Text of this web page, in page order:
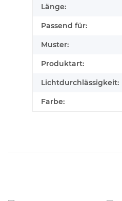
Länge:
Passend für:
Muster:
Produktart:
Lichtdurchlässigkeit:
Farbe: